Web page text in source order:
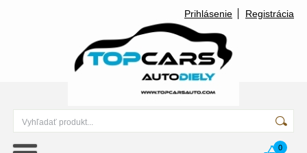
Prihlásenie Registrácia
0